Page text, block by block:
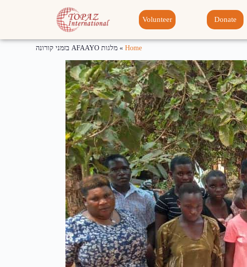
Donate
Volunteer
Home
» מלגות AFAAYO בזמני קורונה